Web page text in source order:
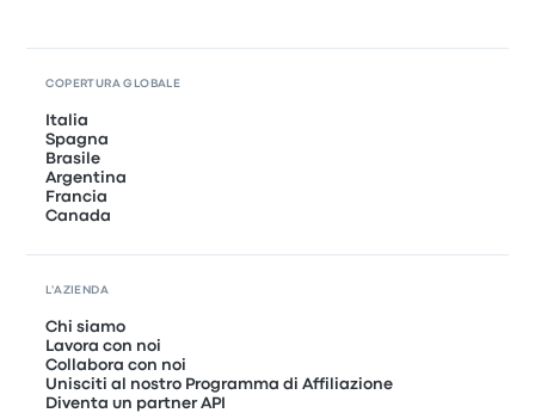
COPERTURA GLOBALE
Italia
Spagna
Brasile
Argentina
Francia
Canada
L'AZIENDA
Chi siamo
Lavora con noi
Collabora con noi
Unisciti al nostro Programma di Affiliazione
Diventa un partner API